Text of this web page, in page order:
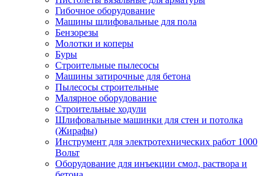
Гибочное оборудование
Машины шлифовальные для пола
Бензорезы
Молотки и коперы
Буры
Строительные пылесосы
Машины затирочные для бетона
Пылесосы строительные
Малярное оборудование
Строительные ходули
Шлифовальные машинки для стен и потолка
(Жирафы)
Инструмент для электротехнических работ 1000
Вольт
Оборудование для инъекции смол, раствора и